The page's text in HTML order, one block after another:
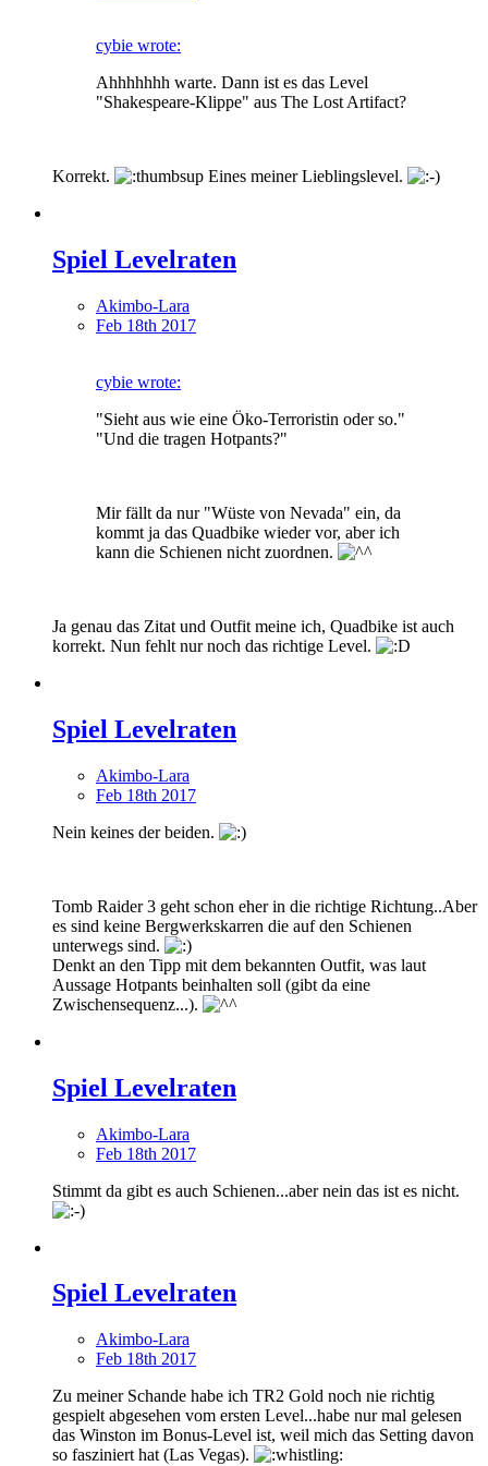
cybie wrote:
Ahhhhhhh warte. Dann ist es das Level
"Shakespeare-Klippe" aus The Lost Artifact?
Korrekt. Eines meiner Lieblingslevel.
Spiel Levelraten
Akimbo-Lara
Feb 18th 2017
cybie wrote:
"Sieht aus wie eine Öko-Terroristin oder so."
"Und die tragen Hotpants?"
Mir fällt da nur "Wüste von Nevada" ein, da
kommt ja das Quadbike wieder vor, aber ich
kann die Schienen nicht zuordnen.
Ja genau das Zitat und Outfit meine ich, Quadbike ist auch
korrekt. Nun fehlt nur noch das richtige Level.
Spiel Levelraten
Akimbo-Lara
Feb 18th 2017
Nein keines der beiden.
Tomb Raider 3 geht schon eher in die richtige Richtung..Aber
es sind keine Bergwerkskarren die auf den Schienen
unterwegs sind.
Denkt an den Tipp mit dem bekannten Outfit, was laut
Aussage Hotpants beinhalten soll (gibt da eine
Zwischensequenz...).
Spiel Levelraten
Akimbo-Lara
Feb 18th 2017
Stimmt da gibt es auch Schienen...aber nein das ist es nicht.
Spiel Levelraten
Akimbo-Lara
Feb 18th 2017
Zu meiner Schande habe ich TR2 Gold noch nie richtig
gespielt abgesehen vom ersten Level...habe nur mal gelesen
das Winston im Bonus-Level ist, weil mich das Setting davon
so fasziniert hat (Las Vegas).